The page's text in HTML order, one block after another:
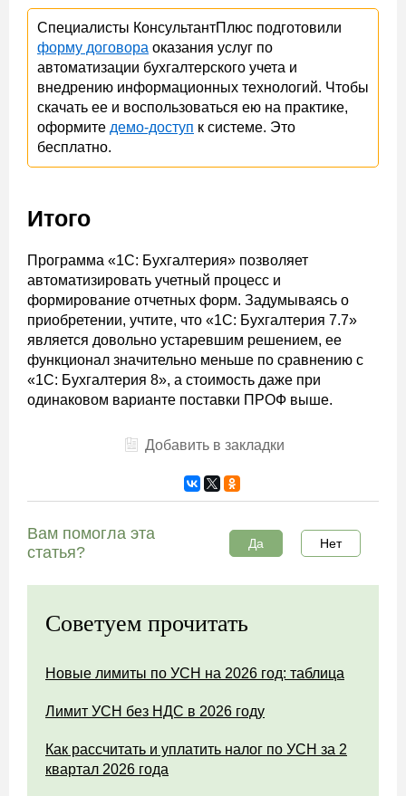
Специалисты КонсультантПлюс подготовили
форму договора оказания услуг по
автоматизации бухгалтерского учета и
внедрению информационных технологий. Чтобы
скачать ее и воспользоваться ею на практике,
оформите демо-доступ к системе. Это
бесплатно.
Итого
Программа «1С: Бухгалтерия» позволяет
автоматизировать учетный процесс и
формирование отчетных форм. Задумываясь о
приобретении, учтите, что «1С: Бухгалтерия 7.7»
является довольно устаревшим решением, ее
функционал значительно меньше по сравнению с
«1С: Бухгалтерия 8», а стоимость даже при
одинаковом варианте поставки ПРОФ выше.
Добавить в закладки
Вам помогла эта
статья?
Да Нет
Советуем прочитать
Новые лимиты по УСН на 2026 год: таблица
Лимит УСН без НДС в 2026 году
Как рассчитать и уплатить налог по УСН за 2
квартал 2026 года